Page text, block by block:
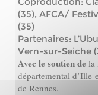
(35), AFCA/
(35)
Partenaires:
Vern-sur-Seiche
Avec le soutien de la
départemental
de Rennes.